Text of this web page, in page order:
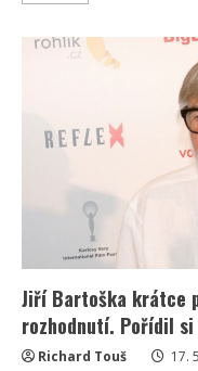
partner
Míšy
Maurerové:
krachlo
kvůli
šťastná
let
Jiří Bartoška krátce
rozhodnutí. Pořídil
Richard Touš 17.